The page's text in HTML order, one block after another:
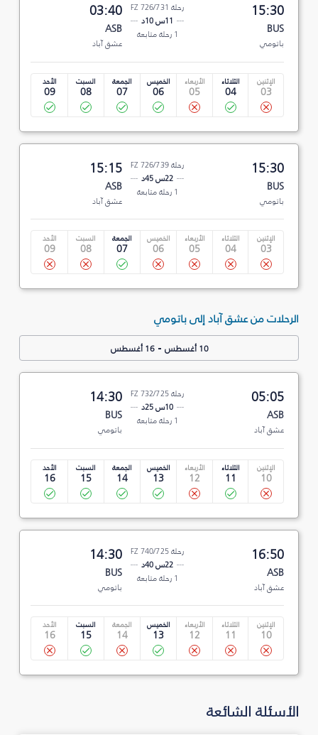
15:30
BUS
باتومي
رحلة FZ 726/731
11س 10د
1 رحلة متابعة
03:40
ASB
عشق آباد
الإثنين
03
الثلاثاء
04
الأربعاء
05
الخميس
06
الجمعة
07
السبت
08
الأحد
09
15:30
BUS
باتومي
رحلة FZ 726/739
22س 45د
1 رحلة متابعة
15:15
ASB
عشق آباد
الإثنين
03
الثلاثاء
04
الأربعاء
05
الخميس
06
الجمعة
07
السبت
08
الأحد
09
الرحلات من عشق آباد إلى باتومي
10 أغسطس -16 أغسطس
05:05
ASB
عشق آباد
رحلة FZ 732/725
10س 25د
1 رحلة متابعة
14:30
BUS
باتومي
الإثنين
10
الثلاثاء
11
الأربعاء
12
الخميس
13
الجمعة
14
السبت
15
الأحد
16
16:50
ASB
عشق آباد
رحلة FZ 740/725
22س 40د
1 رحلة متابعة
14:30
BUS
باتومي
الإثنين
10
الثلاثاء
11
الأربعاء
12
الخميس
13
الجمعة
14
السبت
15
الأحد
16
الأسئلة الشائعة